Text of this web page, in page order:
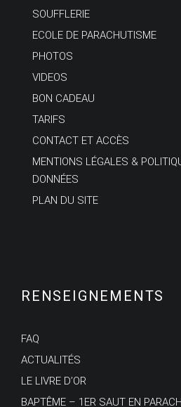
SOUFFLERIE
ECOLE DE PARACHUTISME
PHOTOS
VIDEOS
BON CADEAU
TARIFS
CONTACT ET ACCÈS
MENTIONS LÉGALES &
DONNÉES
PLAN DU SITE
RENSEIGNEMENTS
FAQ
ACTUALITÉS
LE LIVRE D’OR
BAPTÊME – 1ER SAUT EN